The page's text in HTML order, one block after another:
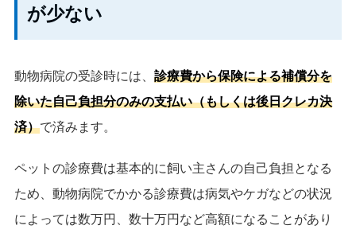
が少ない
動物病院の受診時には、 診療費から保険による補償分を
除いた自己負担分のみの支払い（もしくは後日クレカ決
済）で済みます。
ペットの診療費は基本的に飼い主さんの自己負担となる
ため、動物病院でかかる診療費は病気やケガなどの状況
によっては数万円、数十万円など高額になることがあり